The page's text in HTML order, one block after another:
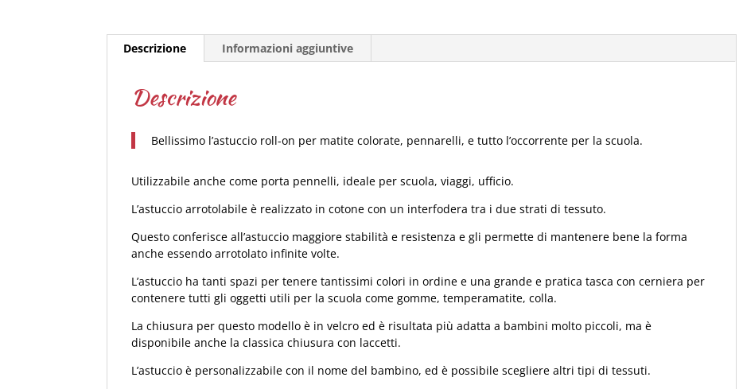
Descrizione Informazioni aggiuntive
Descrizione
Bellissimo l’astuccio roll-on per matite colorate, pennarelli, e tutto l’occorrente per la scuola.
Utilizzabile anche come porta pennelli, ideale per scuola, viaggi, ufficio.
L’astuccio arrotolabile è realizzato in cotone con un interfodera tra i due strati di tessuto.
Questo conferisce all’astuccio maggiore stabilità e resistenza e gli permette di mantenere bene la forma
anche essendo arrotolato infinite volte.
L’astuccio ha tanti spazi per tenere tantissimi colori in ordine e una grande e pratica tasca con cerniera per
contenere tutti gli oggetti utili per la scuola come gomme, temperamatite, colla.
La chiusura per questo modello è in velcro ed è risultata più adatta a bambini molto piccoli, ma è
disponibile anche la classica chiusura con laccetti.
L’astuccio è personalizzabile con il nome del bambino, ed è possibile scegliere altri tipi di tessuti.